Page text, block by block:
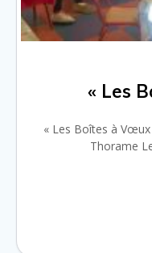
« Les
« Les Boîtes à
Thorame